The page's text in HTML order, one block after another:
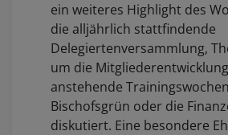
ein weiteres Highlight des
die alljährlich stattfindende
Delegiertenversammlung,
um die
anstehende
Bischofsgrün oder die
diskutiert. Eine besondere